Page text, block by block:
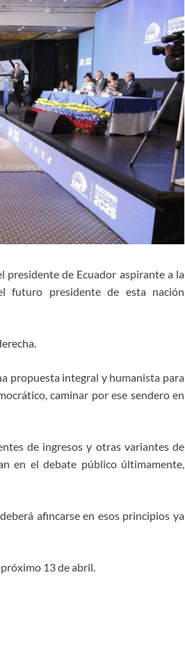
presidente de Ecuador aspirante a la
futuro presidente de esta nación
propuesta integral y humanista para
caminar por ese sendero en
de ingresos y otras variantes de
en el debate público últimamente,
afincarse en esos principios ya
13 de abril.